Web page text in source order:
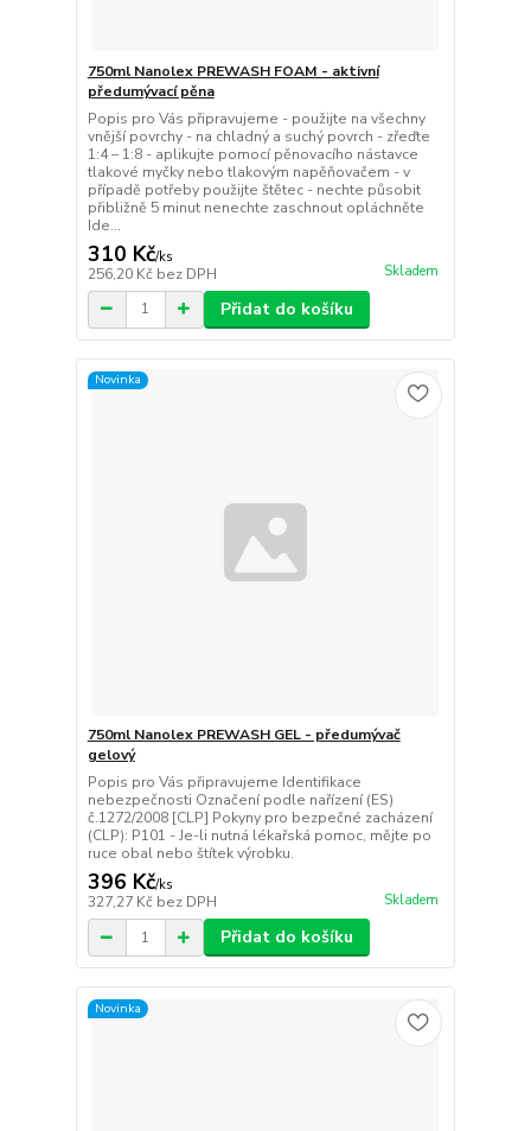
750ml Nanolex PREWASH FOAM - aktivní
předumývací pěna
Popis pro Vás připravujeme - použijte na všechny
vnější povrchy - na chladný a suchý povrch - zřeďte
1:4 – 1:8 - aplikujte pomocí pěnovacího nástavce
tlakové myčky nebo tlakovým napěňovačem - v
případě potřeby použijte štětec - nechte působit
přibližně 5 minut nenechte zaschnout opláchněte
Ide...
310 Kč/ks
256,20 Kč bez DPH Skladem
Přidat do košíku
Novinka
750ml Nanolex PREWASH GEL - předumývač
gelový
Popis pro Vás připravujeme Identifikace
nebezpečnosti Označení podle nařízení (ES)
č.1272/2008 [CLP] Pokyny pro bezpečné zacházení
(CLP): P101 - Je-li nutná lékařská pomoc, mějte po
ruce obal nebo štítek výrobku.
396 Kč/ks
327,27 Kč bez DPH Skladem
Přidat do košíku
Novinka